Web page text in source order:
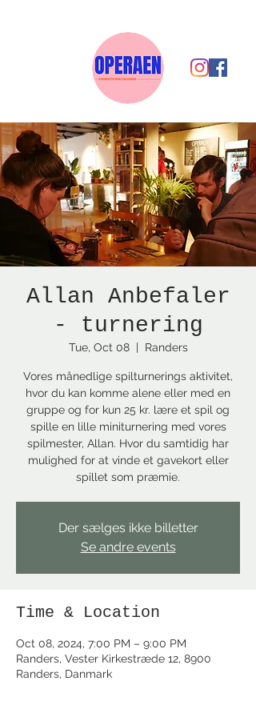
Allan Anbefaler
- turnering
Tue, Oct 08
  |
Randers
Vores månedlige spilturnerings aktivitet,
hvor du kan komme alene eller med en
gruppe og for kun 25 kr. lære et spil og
spille en lille miniturnering med vores
spilmester, Allan. Hvor du samtidig har
mulighed for at vinde et gavekort eller
spillet som præmie.
Der sælges ikke billetter
Se andre events
Time & Location
Oct 08, 2024, 7:00 PM – 9:00 PM
Randers, Vester Kirkestræde 12, 8900
Randers, Danmark